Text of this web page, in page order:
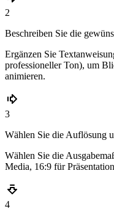
2
Beschreiben Sie die
Ergänzen Sie
professioneller Ton), um
animieren.
3
Wählen Sie die Auflösung
Wählen Sie die
Media, 16:9 für
4